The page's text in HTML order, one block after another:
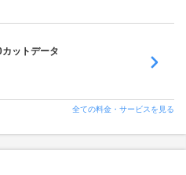
カットデータ
全ての料金・サービスを見る